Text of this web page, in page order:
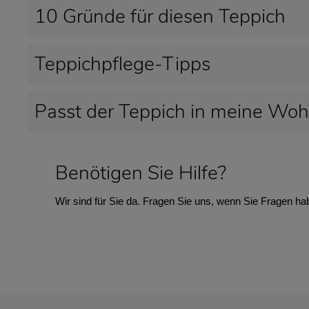
10 Gründe für diesen Teppich
Teppichpflege-Tipps
Passt der Teppich in meine
Benötigen Sie Hilfe?
Wir sind für Sie da. Fragen Sie uns, wenn Sie Fragen